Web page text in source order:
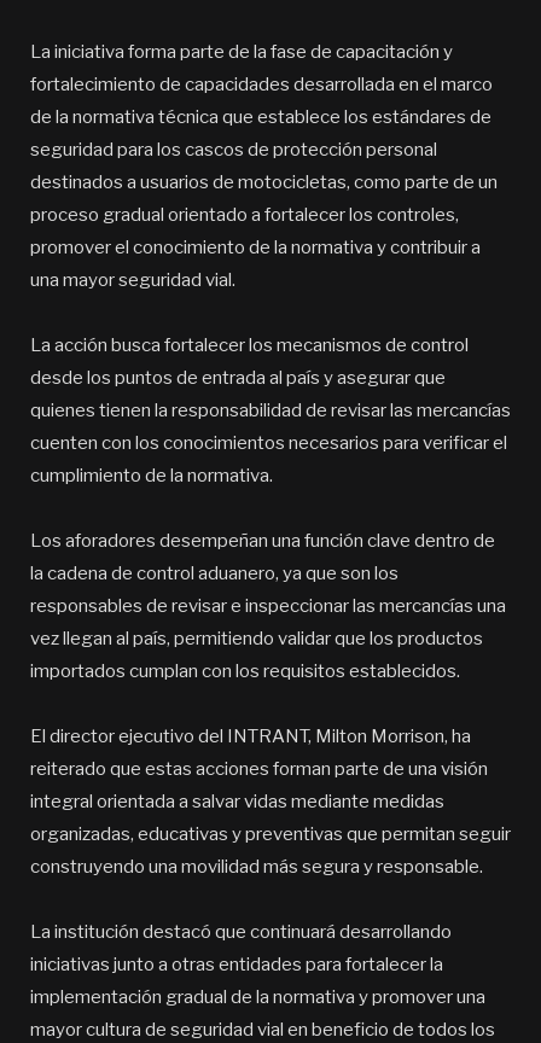
La iniciativa forma parte de la fase de capacitación y
fortalecimiento de capacidades desarrollada en el marco
de la normativa técnica que establece los estándares de
seguridad para los cascos de protección personal
destinados a usuarios de motocicletas, como parte de un
proceso gradual orientado a fortalecer los controles,
promover el conocimiento de la normativa y contribuir a
una mayor seguridad vial.
La acción busca fortalecer los mecanismos de control
desde los puntos de entrada al país y asegurar que
quienes tienen la responsabilidad de revisar las mercancías
cuenten con los conocimientos necesarios para verificar el
cumplimiento de la normativa.
Los aforadores desempeñan una función clave dentro de
la cadena de control aduanero, ya que son los
responsables de revisar e inspeccionar las mercancías una
vez llegan al país, permitiendo validar que los productos
importados cumplan con los requisitos establecidos.
El director ejecutivo del INTRANT, Milton Morrison, ha
reiterado que estas acciones forman parte de una visión
integral orientada a salvar vidas mediante medidas
organizadas, educativas y preventivas que permitan seguir
construyendo una movilidad más segura y responsable.
La institución destacó que continuará desarrollando
iniciativas junto a otras entidades para fortalecer la
implementación gradual de la normativa y promover una
mayor cultura de seguridad vial en beneficio de todos los